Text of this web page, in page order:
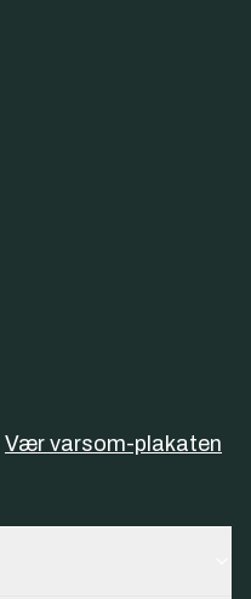
Vær varsom-plakaten